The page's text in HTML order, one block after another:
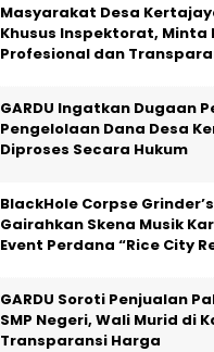
Masyarakat Desa
Khusus Inspektorat, Minta
Profesional dan
GARDU Ingatkan Dugaan
Pengelolaan Dana Desa
Diproses Secara Hukum
BlackHole Corpse
Gairahkan Skena Musik
Event Perdana “Rice City
GARDU Soroti Penjualan
SMP Negeri, Wali Murid di
Transparansi Harga